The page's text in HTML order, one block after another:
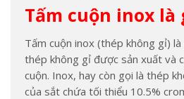
Tấm cuộn inox là
Tấm cuộn inox (thép không gỉ)
thép không gỉ được sản xuất và
cuộn. Inox, hay còn gọi là thép
của sắt chứa tối thiểu 10.5%